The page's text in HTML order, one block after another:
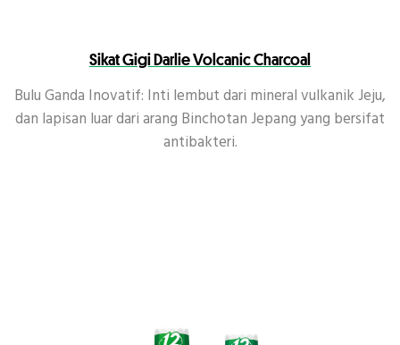
Sikat Gigi Darlie Volcanic Charcoal
Bulu Ganda Inovatif: Inti lembut dari mineral vulkanik Jeju,
dan lapisan luar dari arang Binchotan Jepang yang bersifat
antibakteri.